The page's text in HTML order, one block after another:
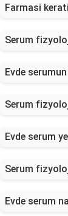
Farmasi
Serum
Evde
Serum
Evde serum
Serum
Evde serum